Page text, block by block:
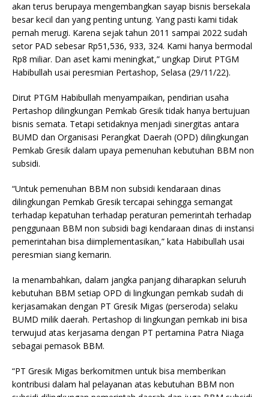
akan terus berupaya mengembangkan sayap bisnis bersekala
besar kecil dan yang penting untung. Yang pasti kami tidak
pernah merugi. Karena sejak tahun 2011 sampai 2022 sudah
setor PAD sebesar Rp51,536, 933, 324. Kami hanya bermodal
Rp8 miliar. Dan aset kami meningkat,” ungkap Dirut PTGM
Habibullah usai peresmian Pertashop, Selasa (29/11/22).
Dirut PTGM Habibullah menyampaikan, pendirian usaha
Pertashop dilingkungan Pemkab Gresik tidak hanya bertujuan
bisnis semata. Tetapi setidaknya menjadi sinergitas antara
BUMD dan Organisasi Perangkat Daerah (OPD) dilingkungan
Pemkab Gresik dalam upaya pemenuhan kebutuhan BBM non
subsidi.
“Untuk pemenuhan BBM non subsidi kendaraan dinas
dilingkungan Pemkab Gresik tercapai sehingga semangat
terhadap kepatuhan terhadap peraturan pemerintah terhadap
penggunaan BBM non subsidi bagi kendaraan dinas di instansi
pemerintahan bisa diimplementasikan,” kata Habibullah usai
peresmian siang kemarin.
Ia menambahkan, dalam jangka panjang diharapkan seluruh
kebutuhan BBM setiap OPD di lingkungan pemkab sudah di
kerjasamakan dengan PT Gresik Migas (perseroda) selaku
BUMD milik daerah. Pertashop di lingkungan pemkab ini bisa
terwujud atas kerjasama dengan PT pertamina Patra Niaga
sebagai pemasok BBM.
“PT Gresik Migas berkomitmen untuk bisa memberikan
kontribusi dalam hal pelayanan atas kebutuhan BBM non